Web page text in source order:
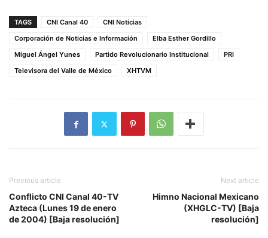
TAGS CNI Canal 40
CNI Noticias
Corporación de Noticias e Información
Elba Esther Gordillo
Miguel Ángel Yunes
Partido Revolucionario Institucional
PRI
Televisora del Valle de México
XHTVM
Previous article
Conflicto CNI Canal 40-TV
Azteca (Lunes 19 de enero
de 2004) [Baja resolución]
Next article
Himno Nacional Mexicano
(XHGLC-TV) [Baja
resolución]